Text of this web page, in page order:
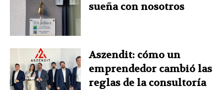
sueña con nosotros
Aszendit: cómo un
emprendedor cambió las
reglas de la consultoría